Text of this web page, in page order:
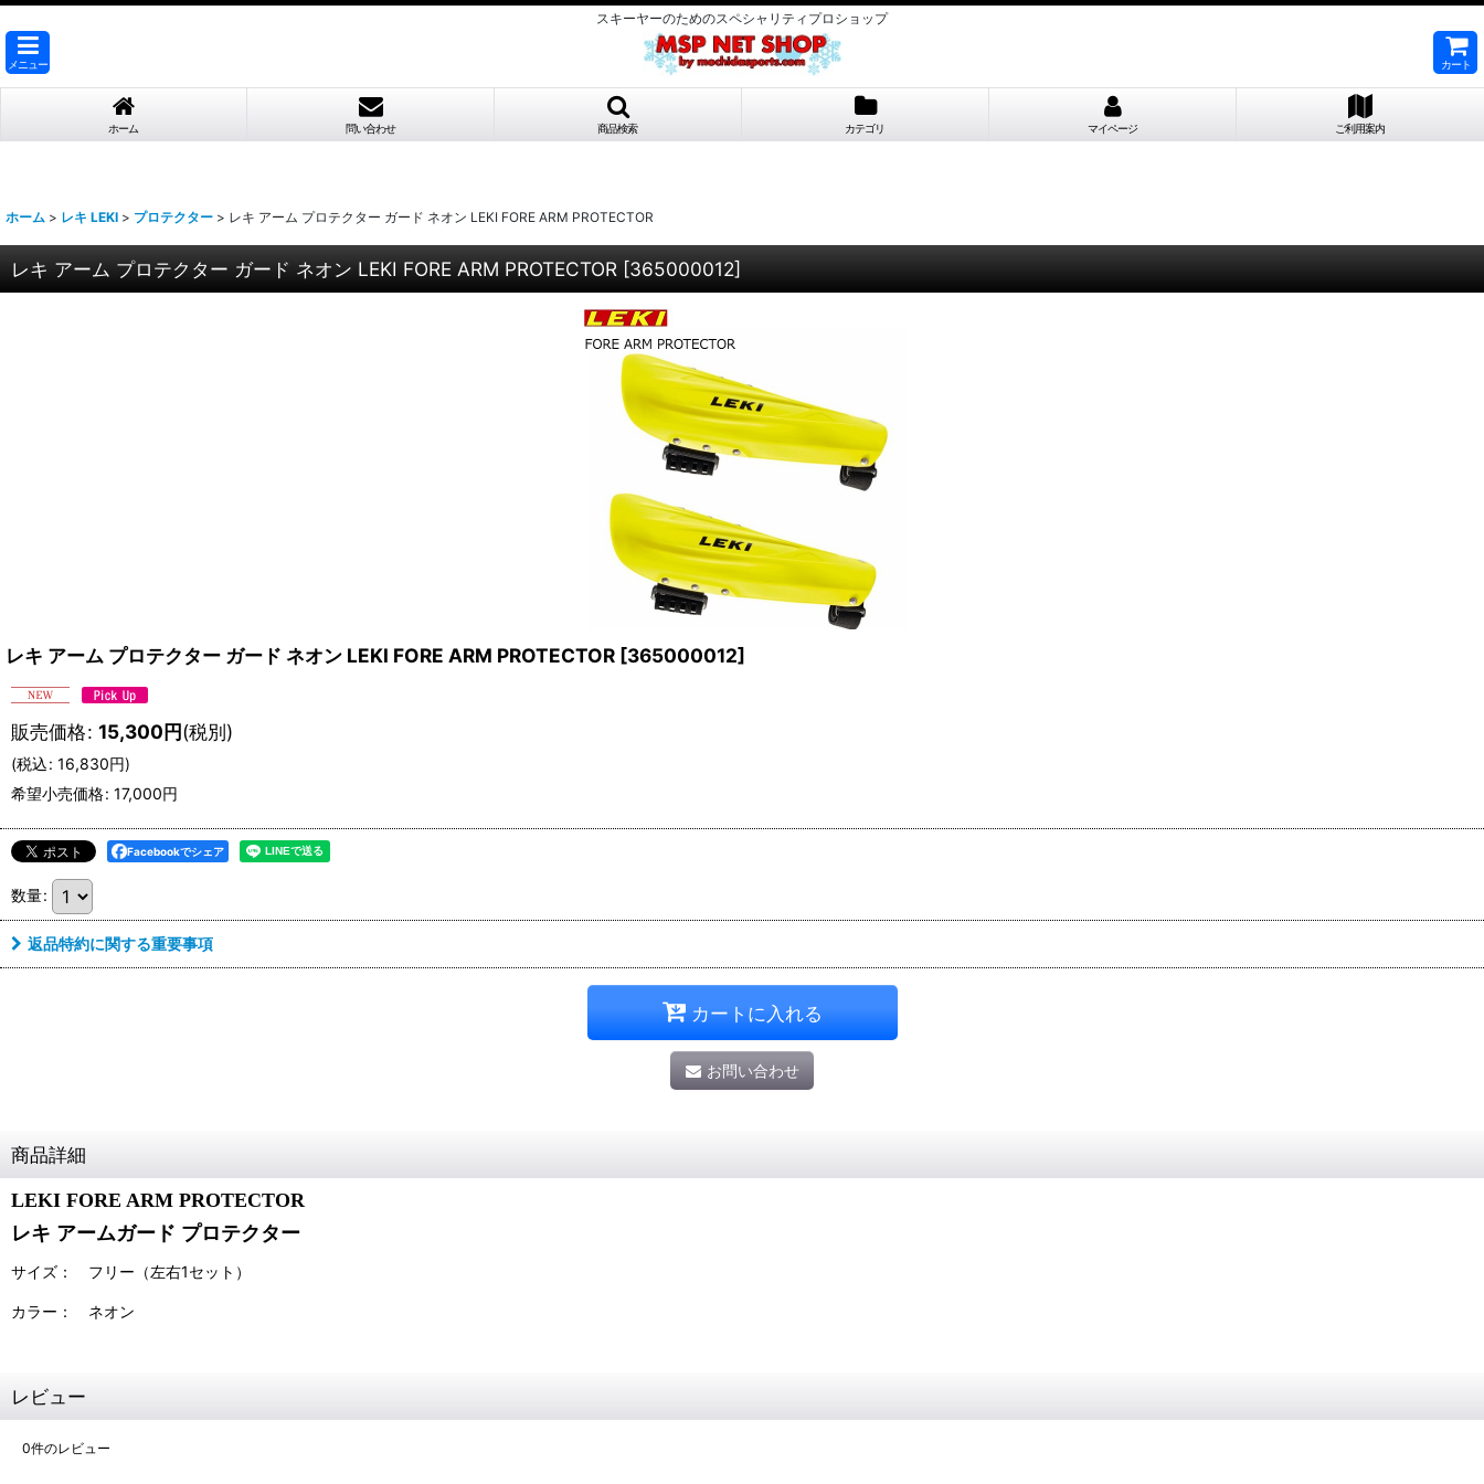
スキーヤーのためのスペシャリティプロショップ
メニュー カート
ホーム 問い合わせ 商品検索 カテゴリ マイページ ご利用案内
ホーム > レキ LEKI > プロテクター > レキ アーム プロテクター ガード ネオン LEKI FORE ARM PROTECTOR
レキ アーム プロテクター ガード ネオン LEKI FORE ARM PROTECTOR [365000012]
レキ アーム プロテクター ガード ネオン LEKI FORE ARM PROTECTOR [365000012]
販売価格: 15,300円(税別)
(税込: 16,830円)
希望小売価格: 17,000円
Facebookでシェア
数量:
返品特約に関する重要事項
カートに入れる
お問い合わせ
商品詳細
LEKI FORE ARM PROTECTOR
レキ アームガード プロテクター
サイズ： フリー（左右1セット）
カラー： ネオン
レビュー
0件のレビュー